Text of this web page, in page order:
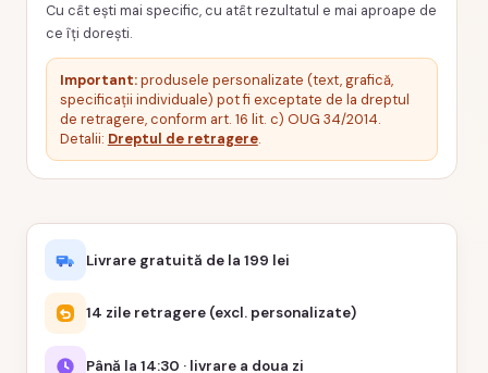
Cu cât ești mai specific, cu atât rezultatul e mai aproape de
ce îți dorești.
Important:produsele personalizate (text, grafică,
specificații individuale) pot fi exceptate de la dreptul
de retragere, conform art. 16 lit. c) OUG 34/2014.
Detalii: Dreptul de retragere.
Livrare gratuită de la 199 lei
14 zile retragere (excl. personalizate)
Până la 14:30 · livrare a doua zi